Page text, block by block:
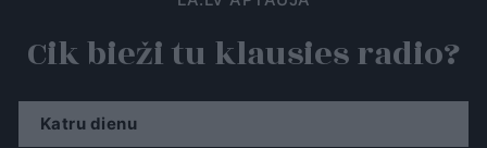
Cik bieži tu klausies radio?
Katru dienu